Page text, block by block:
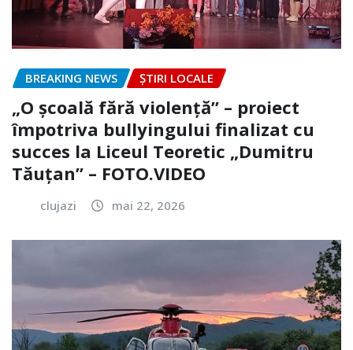
BREAKING NEWS ȘTIRI LOCALE
„O școală fără violență” – proiect
împotriva bullyingului finalizat cu
succes la Liceul Teoretic „Dumitru
Tăuțan” – FOTO.VIDEO
clujazi mai 22, 2026